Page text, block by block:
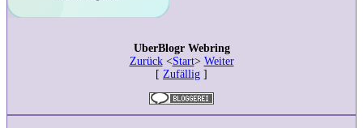
UberBlogr Webring
Zurück<Start> Weiter
[ Zufällig ]